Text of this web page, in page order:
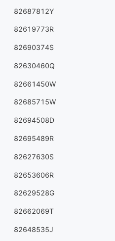
82687812Y
82619773R
82690374S
82630460Q
82661450W
82685715W
82694508D
82695489R
82627630S
82653606R
82629528G
82662069T
82648535J